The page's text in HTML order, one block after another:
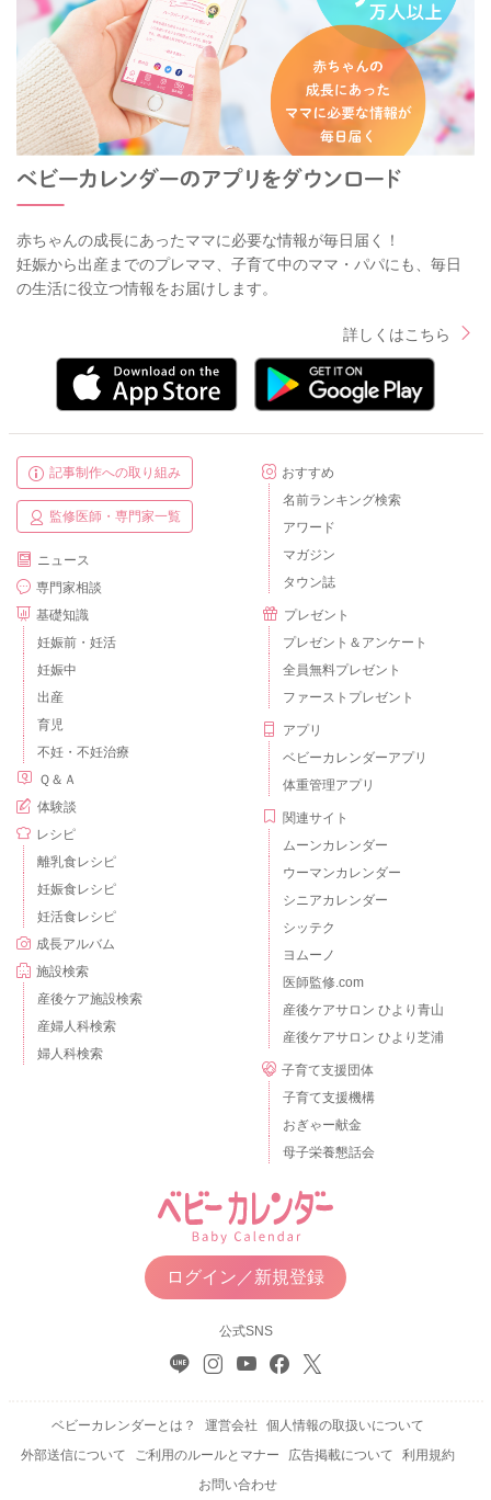
赤ちゃんの成長にあったママに必要な情報が毎日届く！
妊娠から出産までのプレママ、子育て中のママ・パパにも、毎日
の生活に役立つ情報をお届けします。
詳しくはこちら
記事制作への取り組み
監修医師・専門家一覧
ニュース
専門家相談
基礎知識
妊娠前・妊活
妊娠中
出産
育児
不妊・不妊治療
Ｑ＆Ａ
体験談
レシピ
離乳食レシピ
妊娠食レシピ
妊活食レシピ
成長アルバム
施設検索
産後ケア施設検索
産婦人科検索
婦人科検索
おすすめ
名前ランキング検索
アワード
マガジン
タウン誌
プレゼント
プレゼント＆アンケート
全員無料プレゼント
ファーストプレゼント
アプリ
ベビーカレンダーアプリ
体重管理アプリ
関連サイト
ムーンカレンダー
ウーマンカレンダー
シニアカレンダー
シッテク
ヨムーノ
医師監修.com
産後ケアサロン ひより青山
産後ケアサロン ひより芝浦
子育て支援団体
子育て支援機構
おぎゃー献金
母子栄養懇話会
ログイン／新規登録
公式SNS
ベビーカレンダーとは？ 運営会社
個人情報の取扱いについて
外部送信について
ご利用のルールとマナー 広告掲載について
利用規約
お問い合わせ